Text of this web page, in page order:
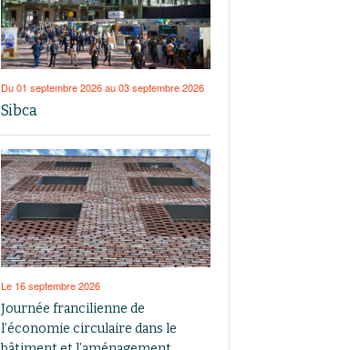
Du 01 septembre 2026 au 03 septembre 2026
Sibca
Le 16 septembre 2026
Journée francilienne de
l’économie circulaire dans le